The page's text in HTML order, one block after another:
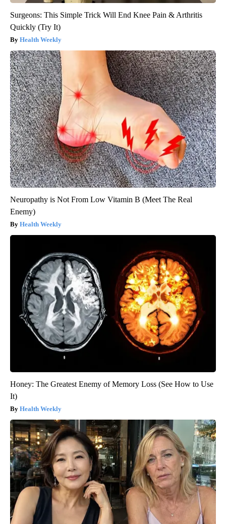
Surgeons: This Simple Trick Will End Knee Pain & Arthritis
Quickly (Try It)
Health Weekly
Neuropathy is Not From Low Vitamin B (Meet The Real
Enemy)
Health Weekly
Honey: The Greatest Enemy of Memory Loss (See How to Use
It)
Health Weekly